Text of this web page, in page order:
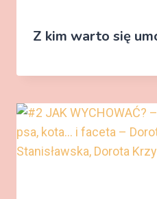
Z kim warto się